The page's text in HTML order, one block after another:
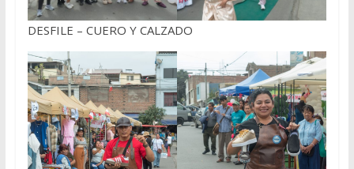
DESFILE – CUERO Y CALZADO